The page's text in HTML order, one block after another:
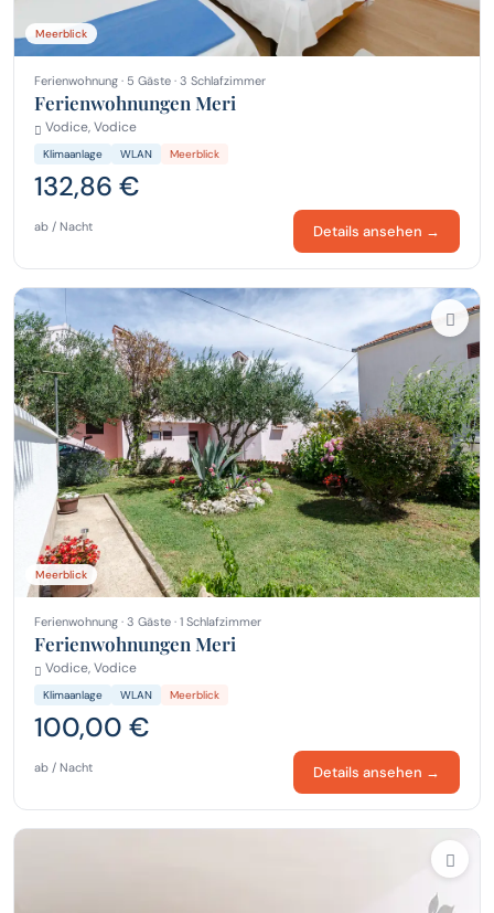
Meerblick
Ferienwohnung · 5 Gäste · 3 Schlafzimmer
Ferienwohnungen Meri
Vodice, Vodice
Klimaanlage WLAN Meerblick
132,86 €
ab / Nacht Details ansehen →
Meerblick
Ferienwohnung · 3 Gäste · 1 Schlafzimmer
Ferienwohnungen Meri
Vodice, Vodice
Klimaanlage WLAN Meerblick
100,00 €
ab / Nacht Details ansehen →